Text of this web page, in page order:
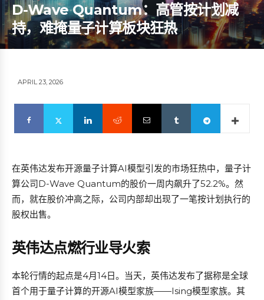
D-Wave Quantum：高管按计划减
持，难掩量子计算板块狂热
APRIL 23, 2026
在英伟达发布开源量子计算AI模型引发的市场狂热中，量子计
算公司D-Wave Quantum的股价一周内飙升了52.2%。然
而，就在股价冲高之际，公司内部却出现了一笔按计划执行的
股权出售。
英伟达点燃行业导火索
本轮行情的起点是4月14日。当天，英伟达发布了据称是全球
首个用于量子计算的开源AI模型家族——Ising模型家族。其